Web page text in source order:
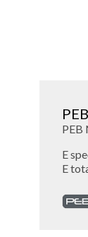
PEB
PEB
E
E